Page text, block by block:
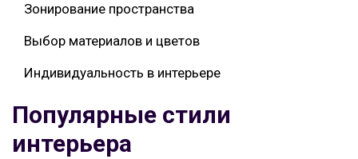
Зонирование пространства
Выбор материалов и цветов
Индивидуальность в интерьере
Популярные стили
интерьера